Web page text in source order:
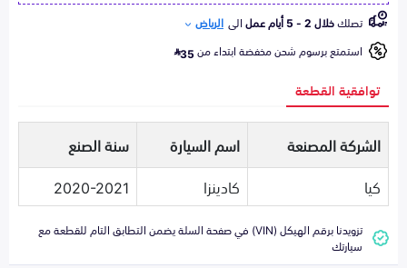
تصلكخلال 2 - 5 أيام عمل الى الرياض
استمتع برسوم شحن مخفضة ابتداء من35
توافقية القطعة
الشركة المصنعة اسم السيارة
سنة الصنع
كيا
كادينزا 2020-2021
تزويدنا برقم الهيكل (VIN) في صفحة السلة يضمن التطابق التام للقطعة مع
سيارتك